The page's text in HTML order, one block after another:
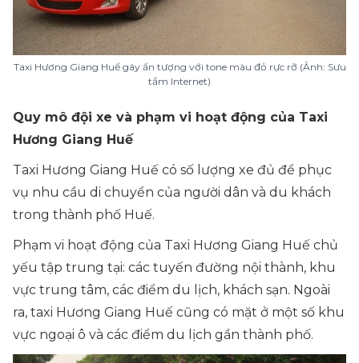
Taxi Hương Giang Huế gây ấn tượng với tone màu đỏ rực rỡ (Ảnh: Sưu
tầm Internet)
Quy mô đội xe và phạm vi hoạt động của Taxi
Hương Giang Huế
Taxi Hương Giang Huế có số lượng xe đủ để phục
vụ nhu cầu di chuyển của người dân và du khách
trong thành phố Huế.
Phạm vi hoạt động của Taxi Hương Giang Huế chủ
yếu tập trung tại: các tuyến đường nội thành, khu
vực trung tâm, các điểm du lịch, khách sạn. Ngoài
ra, taxi Hương Giang Huế cũng có mặt ở một số khu
vực ngoại ô và các điểm du lịch gần thành phố.